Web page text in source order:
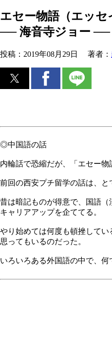
エセー物語（エッ
── 海音寺ジョー ──
投稿： 2019年08月29日 著者：
◎中国語の話
内輪話で恐縮だが、「エセー
前回の西安プチ留学の話は、
昔は暗記ものが得意で、国語
キャリアアップを企ててる。
やり始めては何度も頓挫して
思ってもいるのだった。
いろいろある外国語の中で、何